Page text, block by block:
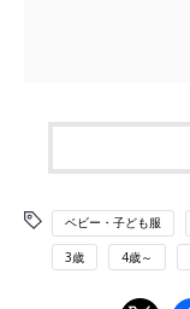
ベビー・子ども服
3歳 4歳～